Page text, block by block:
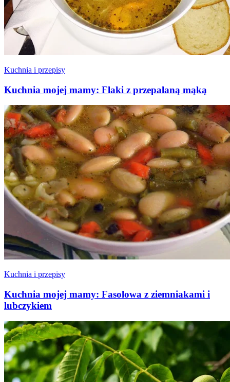
Kuchnia i przepisy
Kuchnia mojej mamy: Flaki z przepalaną mąką
Kuchnia i przepisy
Kuchnia mojej mamy: Fasolowa z ziemniakami i
lubczykiem